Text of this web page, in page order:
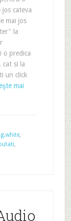
jos cateva
mai jos
la
o predica
cat si la
un click
mai
,
,